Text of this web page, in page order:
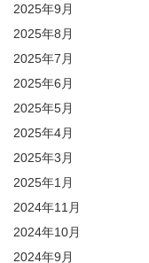
2025年9月
2025年8月
2025年7月
2025年6月
2025年5月
2025年4月
2025年3月
2025年1月
2024年11月
2024年10月
2024年9月